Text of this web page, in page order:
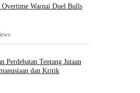
Warnai Duel Bulls
Perdebatan Tentang Jutaan
dan Kritik